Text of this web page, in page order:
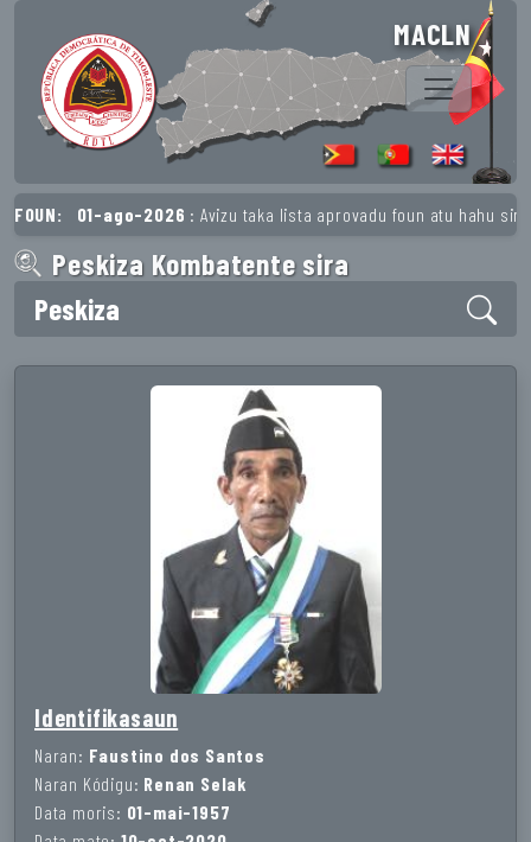
MACLN
01-ago-2026: Avizu taka lista aprovadu foun atu hahu simu
Peskiza Kombatente sira
Peskiza
Identifikasaun
Naran: Faustino dos Santos
Naran Kódigu: Renan Selak
Data moris: 01-mai-1957